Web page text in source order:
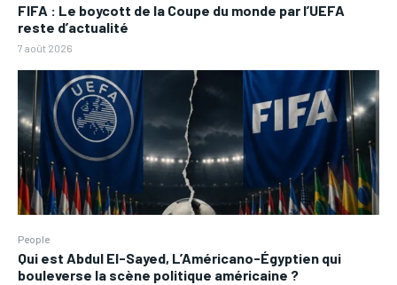
FIFA : Le boycott de la Coupe du monde par l’UEFA
reste d’actualité
7 août 2026
People
Qui est Abdul El-Sayed, L’Américano-Égyptien qui
bouleverse la scène politique américaine ?